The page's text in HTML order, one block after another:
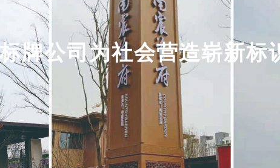
牌公司为社会营造崭新标